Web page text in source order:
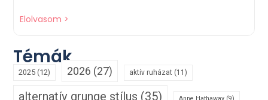
Elolvasom >
Témák
2025 (12) 2026 (27) aktív ruházat (11)
alternatív grunge stílus (35) Anne Hathaway (9)